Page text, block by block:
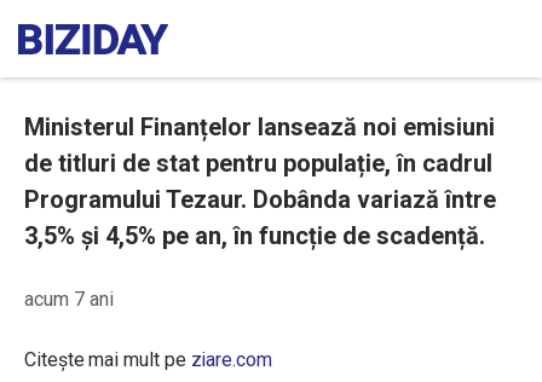
Ministerul Finanțelor lansează noi emisiuni
de titluri de stat pentru populație, în cadrul
Programului Tezaur. Dobânda variază între
3,5% și 4,5% pe an, în funcție de scadență.
acum 7 ani
Citește mai mult pe ziare.com